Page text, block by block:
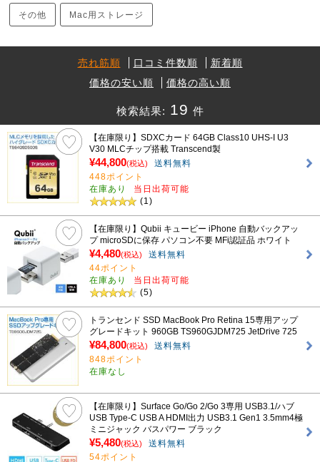
その他 Mac用ストレージ
売れ筋順 口コミ件数順
新着順
価格の安い順
価格の高い順
検索結果: 19 件
【在庫限り】SDXCカード 64GB Class10 UHS-I U3
V30 MLCチップ搭載 Transcend製
¥44,800(税込)
送料無料
448ポイント
在庫あり
当日出荷可能
(1)
【在庫限り】Qubii キュービー iPhone 自動バックアッ
プ microSDに保存 パソコン不要 MFi認証品 ホワイト
¥4,480(税込)
送料無料
44ポイント
在庫あり
当日出荷可能
(5)
トランセンド SSD MacBook Pro Retina 15専用アップ
グレードキット 960GB TS960GJDM725 JetDrive 725
¥84,800(税込)
送料無料
848ポイント
在庫なし
【在庫限り】Surface Go/Go 2/Go 3専用 USB3.1/ハブ
USB Type-C USB A HDMI出力 USB3.1 Gen1 3.5mm4極
ミニジャック バスパワー ブラック
¥5,480(税込)
送料無料
54ポイント